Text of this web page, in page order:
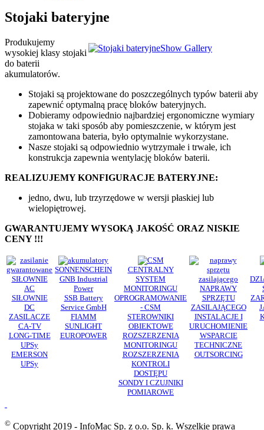
Stojaki bateryjne
Show Gallery
Produkujemy
wysokiej klasy stojaki
do baterii
akumulatorów.
Stojaki są projektowane do poszczególnych typów baterii aby
zapewnić optymalną pracę bloków bateryjnych.
Dobieramy odpowiednio najbardziej ergonomiczne wymiary
stojaka w taki sposób aby pomieszczenie, w którym jest
zamontowana bateria, było optymalnie wykorzystane.
Nasze stojaki są odpowiednio wytrzymałe i trwałe, ich
konstrukcja zapewnia wentylację bloków baterii.
REALIZUJEMY KONFIGURACJE BATERYJNE:
jedno, dwu, lub trzyrzędowe w wersji płaskiej lub
wielopiętrowej.
GWARANTUJEMY WYSOKĄ JAKOŚĆ ORAZ NISKIE
CENY !!!
SIŁOWNIE
AC
SIŁOWNIE
DC
ZASILACZE
CA-TV
LONG-TIME
UPSy
EMERSON
UPSy
SONNENSCHEIN
GNB Industrial
Power
SSB Battery
Service GmbH
FIAMM
SUNLIGHT
EUROPOWER
CENTRALNY
SYSTEM
MONITORINGU
OPROGRAMOWANIE
- CSM
STEROWNIKI
OBIEKTOWE
ROZSZERZENIA
MONITORINGU
ROZSZERZENIA
KONTROLI
DOSTĘPU
SONDY I CZUJNIKI
POMIAROWE
NAPRAWY
SPRZĘTU
ZASILAJĄCEGO
INSTALACJE I
URUCHOMIENIE
WSPARCIE
TECHNICZNE
OUTSORCING
© Copyright 2019 - InfoMac Sp. z o.o. Sp. k. Wszelkie prawa